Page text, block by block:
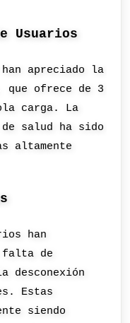
Usuarios
apreciado la
ofrece de 3
carga. La
salud ha sido
altamente
han
falta de
desconexión
Estas
siendo